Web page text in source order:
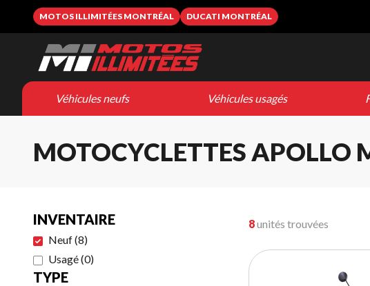
MOTOS ILLIMITÉES MONTRÉAL DUCATI MONTRÉAL
Véhicules neufs Véhicules usagés
MOTOCYCLETTES APOLLO
INVENTAIRE
Neuf(8)
Usagé(0)
TYPE
8unités trouvées